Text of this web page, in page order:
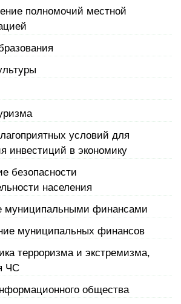
полномочий местной
условий для
инвестиций в экономику
безопасности
населения
муниципальными финансами
муниципальных финансов
терроризма и экстремизма,
ЧС
общества